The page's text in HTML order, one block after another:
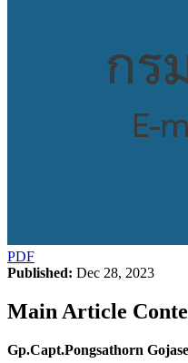
PDF
Published: Dec 28, 2023
Main Article
Gp.Capt.Pongsathorn